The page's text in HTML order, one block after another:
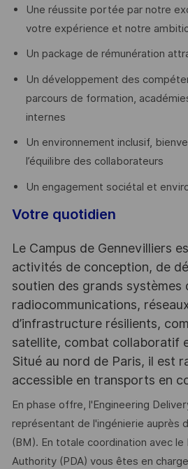
Une réussite portée par notre
votre expérience et notre
Un package de rémunération
Un développement des
parcours de formation,
internes
Un environnement inclusif,
l’équilibre des collaborateurs
Un engagement sociétal et
Votre quotidien
Le Campus de Gennevilliers
activités de conception, de
soutien des grands systèmes
radiocommunications,
d’infrastructure résilients,
satellite, combat collaboratif
Situé au nord de Paris, il est
accessible en transports en
En phase offre, l'Engineering
représentant de l'ingénierie auprès
(BM). En totale coordination avec le
Authority (PDA) vous êtes en